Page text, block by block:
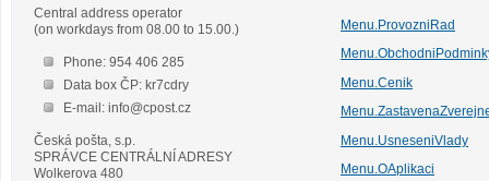
Central address operator
(on workdays from 08.00 to 15.00.)
Phone: 954 406 285
Data box ČP: kr7cdry
E-mail: info@cpost.cz
Česká pošta, s.p.
SPRÁVCE CENTRÁLNÍ ADRESY
Wolkerova 480
Menu.ProvozniRad
Menu.Cenik
Menu.UsneseniVlady
Menu.OAplikaci